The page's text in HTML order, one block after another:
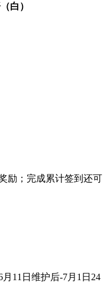
白）
励；完成累计签到还可
11日维护后-7月1日24